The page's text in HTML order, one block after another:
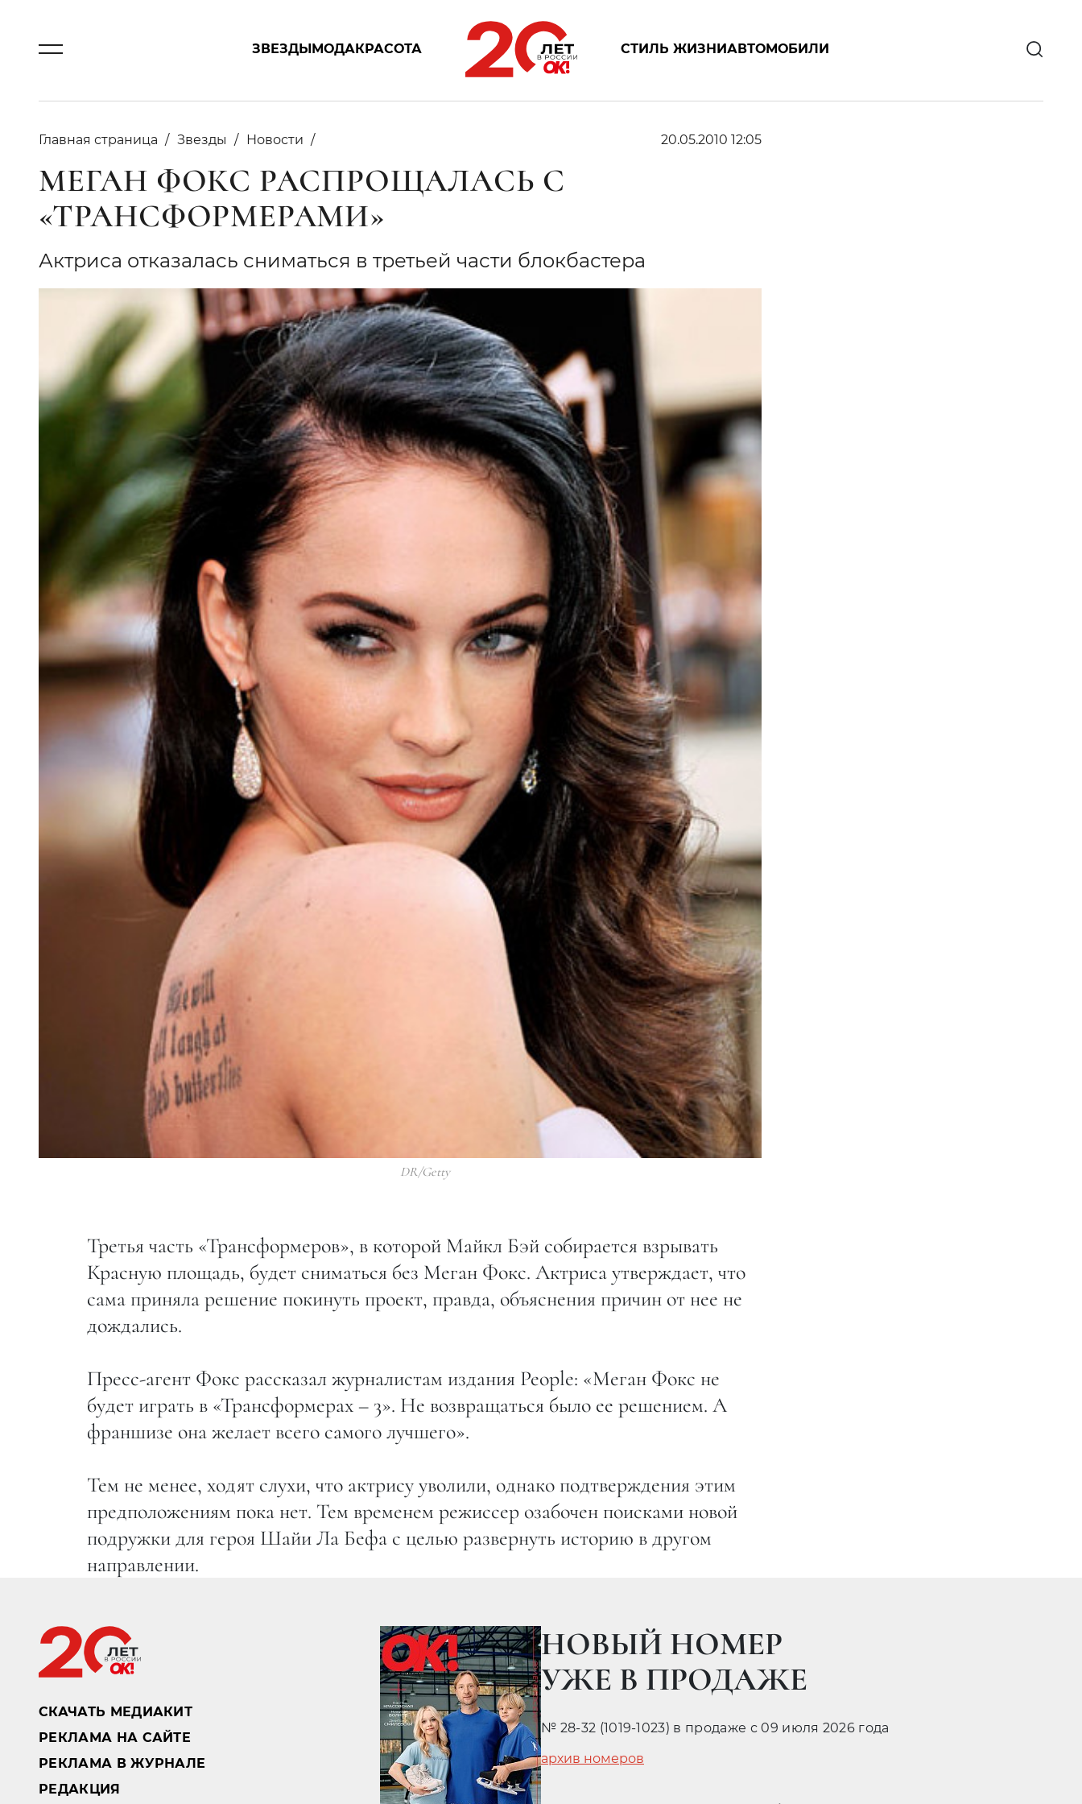
ЗВЕЗДЫМОДАКРАСОТА СТИЛЬ ЖИЗНИАВТОМОБИЛИ
Главная страница Звезды Новости 20.05.2010 12:05
МЕГАН ФОКС РАСПРОЩАЛАСЬ С
«ТРАНСФОРМЕРАМИ»
Актриса отказалась сниматься в третьей части блокбастера
DR/Getty
Третья часть «Трансформеров», в которой Майкл Бэй собирается взрывать
Красную площадь, будет сниматься без Меган Фокс. Актриса утверждает, что
сама приняла решение покинуть проект, правда, объяснения причин от нее не
дождались.
Пресс-агент Фокс рассказал журналистам издания People: «Меган Фокс не
будет играть в «Трансформерах – 3». Не возвращаться было ее решением. А
франшизе она желает всего самого лучшего».
Тем не менее, ходят слухи, что актрису уволили, однако подтверждения этим
предположениям пока нет. Тем временем режиссер озабочен поисками новой
подружки для героя Шайи Ла Бефа с целью развернуть историю в другом
направлении.
СКАЧАТЬ МЕДИАКИТ
РЕКЛАМА НА САЙТЕ
РЕКЛАМА В ЖУРНАЛЕ
РЕДАКЦИЯ
НОВЫЙ НОМЕР
УЖЕ В ПРОДАЖЕ
№ 28-32 (1019-1023) в продаже с 09 июля 2026 года
архив номеров